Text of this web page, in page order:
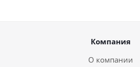
Компания
О компании